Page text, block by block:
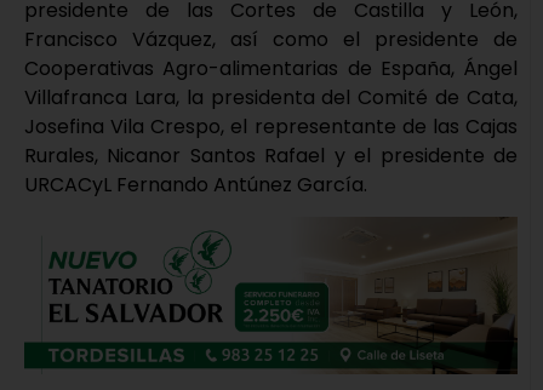
presidente de las Cortes de Castilla y León,
Francisco Vázquez, así como el presidente de
Cooperativas Agro-alimentarias de España, Ángel
Villafranca Lara, la presidenta del Comité de Cata,
Josefina Vila Crespo, el representante de las Cajas
Rurales, Nicanor Santos Rafael y el presidente de
URCACyL Fernando Antúnez García.